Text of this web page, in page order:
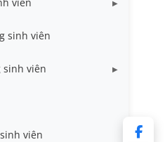
học phí
sinh viên
sinh viên
khích học tập
Kiểm và gia đình
viên